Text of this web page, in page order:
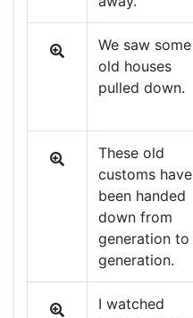
We saw some
old houses
pulled down.
These old
customs have
been handed
down from
generation to
generation.
I watched